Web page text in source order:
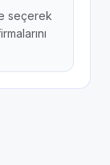
seçerek